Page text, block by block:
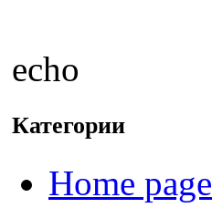
echo
Категории
Home page